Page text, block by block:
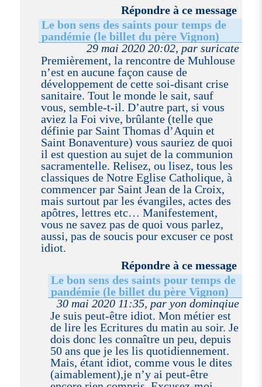
Répondre à ce message
Le bon sens des saints pour temps de
pandémie (le billet du père Vignon)
29 mai 2020 20:02, par suricate
Premièrement, la rencontre de Muhlouse
n’est en aucune façon cause de
développement de cette soi-disant crise
sanitaire. Tout le monde le sait, sauf
vous, semble-t-il. D’autre part, si vous
aviez la Foi vive, brûlante (telle que
définie par Saint Thomas d’Aquin et
Saint Bonaventure) vous sauriez de quoi
il est question au sujet de la communion
sacramentelle. Relisez, ou lisez, tous les
classiques de Notre Eglise Catholique, à
commencer par Saint Jean de la Croix,
mais surtout par les évangiles, actes des
apôtres, lettres etc… Manifestement,
vous ne savez pas de quoi vous parlez,
aussi, pas de soucis pour excuser ce post
idiot.
Répondre à ce message
Le bon sens des saints pour temps de
pandémie (le billet du père Vignon)
30 mai 2020 11:35, par yon dominqiue
Je suis peut-être idiot. Mon métier est
de lire les Ecritures du matin au soir. Je
dois donc les connaître un peu, depuis
50 ans que je les lis quotidiennement.
Mais, étant idiot, comme vous le dites
(aimablement),je n’y ai peut-être